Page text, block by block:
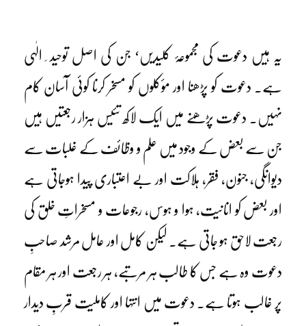
یہ ہیں دعوت کی مجموعۂ کلیدیں‘ جن کی اصل توحید ِ الٰہی
ہے۔ دعوت کو پڑھنا اور مؤکلوں کو مسخر کرنا کوئی آسان کام
نہیں۔ دعوت پڑھنے میں ایک لاکھ تئیس ہزار رجعتیں ہیں
جن سے بعض کے وجود میں علم و وظائف کے غلبات سے
دیوانگی، جنون، فقر، ہلاکت اور بے اعتباری پیدا ہوجاتی ہے
اور بعض کو انانیت، ہوا و ہوس، رجوعات و مسخراتِ خلق کی
رجعت لاحق ہو جاتی ہے۔ لیکن کامل اور عامل مرشد صاحبِ
دعوت وہ ہے جس کا طالب ہر مرتبے، ہر رجعت اور ہر مقام
پر غالب ہوتا ہے۔ دعوت میں انتہا اور کاملیت قربِ دیدار